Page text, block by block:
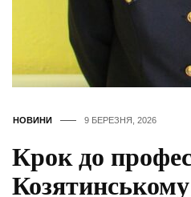
НОВИНИ 9 БЕРЕЗНЯ, 2026
Крок до